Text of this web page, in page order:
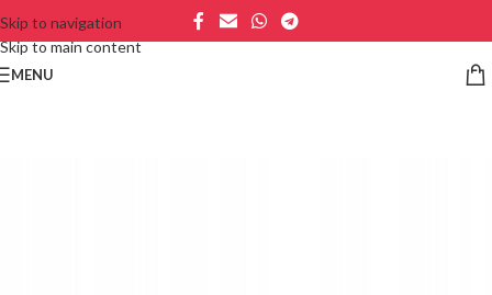
Skip to navigation
Skip to main content
MENU